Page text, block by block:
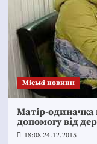
Mіські новини
Матір-одиначка
допомогу від
18:08 24.12.2015